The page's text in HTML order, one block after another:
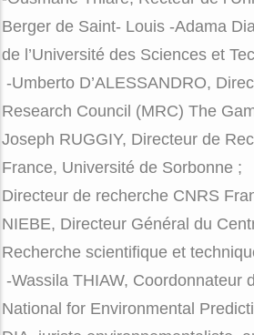
-Ousmane Thiare, Recteur de
Berger de Saint- Louis -Adama
de l’Université des Sciences et
-Umberto D’ALESSANDRO,
Research Council (MRC) The
Joseph RUGGIY, Directeur de
France, Université de Sorbonne
Directeur de recherche CNRS
NIEBE, Directeur Général du
Recherche scientifique et
-Wassila THIAW, Coordonnateur